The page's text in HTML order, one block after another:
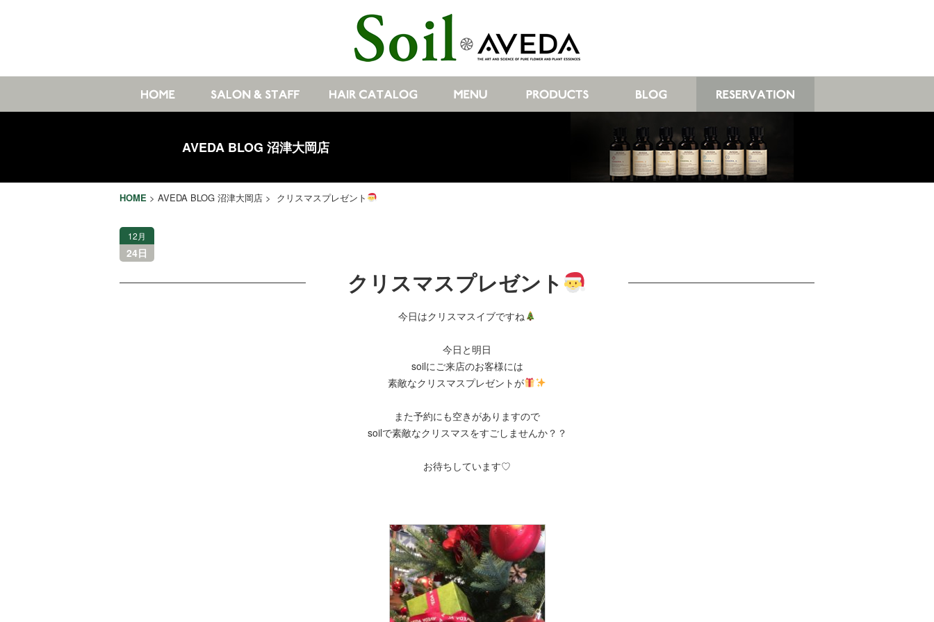
AVEDA BLOG 沼津大岡店
HOME > AVEDA BLOG 沼津大岡店 > クリスマスプレゼント
12月
24日
クリスマスプレゼント
今日はクリスマスイブですね
今日と明日
soilにご来店のお客様には
素敵なクリスマスプレゼントが
また予約にも空きがありますので
soilで素敵なクリスマスをすごしませんか？？
お待ちしています♡